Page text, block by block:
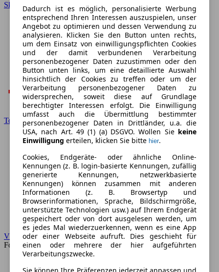
Skoda
Toyota
VW
Forum
Dadurch ist es möglich, personalisierte Werbung
entsprechend Ihren Interessen auszuspielen, unser
Angebot zu optimieren und dessen Verwendung zu
analysieren. Klicken Sie den Button unten rechts,
um dem Einsatz von einwilligungspflichten Cookies
und der damit verbundenen Verarbeitung
personenbezogener Daten zuzustimmen oder den
Button unten links, um eine detaillierte Auswahl
hinsichtlich der Cookies zu treffen oder um der
Verarbeitung personenbezogener Daten zu
widersprechen, soweit diese auf Grundlage
berechtigter Interessen erfolgt. Die Einwilligung
umfasst auch die Übermittlung bestimmter
personenbezogener Daten in Drittländer, u.a. die
USA, nach Art. 49 (1) (a) DSGVO. Wollen Sie keine
Einwilligung erteilen, klicken Sie bitte hier.
Cookies, Endgeräte- oder ähnliche Online-
Kennungen (z. B. login-basierte Kennungen, zufällig
generierte Kennungen, netzwerkbasierte
Kennungen) können zusammen mit anderen
Informationen (z. B. Browsertyp und
Browserinformationen, Sprache, Bildschirmgröße,
unterstützte Technologien usw.) auf Ihrem Endgerät
gespeichert oder von dort ausgelesen werden, um
es jedes Mal wiederzuerkennen, wenn es eine App
oder einer Webseite aufruft. Dies geschieht für
einen oder mehrere der hier aufgeführten
Verarbeitungszwecke.